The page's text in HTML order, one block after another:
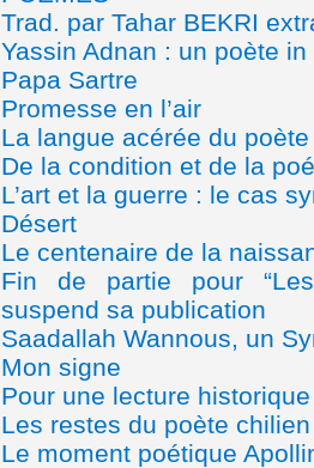
Trad. par Tahar BEKRI
Yassin Adnan : un poète in
Papa Sartre
Promesse en l’air
La langue acérée du
De la condition et de la
L’art et la guerre : le cas
Désert
Le centenaire de la
Fin de partie pour
suspend sa publication
Saadallah Wannous, un
Mon signe
Pour une lecture
Les restes du poète
Le moment poétique